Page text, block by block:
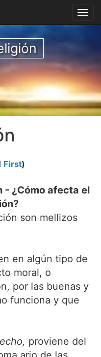
First)
- ¿Cómo afecta el
son mellizos
en algún tipo de
moral, o
por las buenas y
funciona y que
proviene del